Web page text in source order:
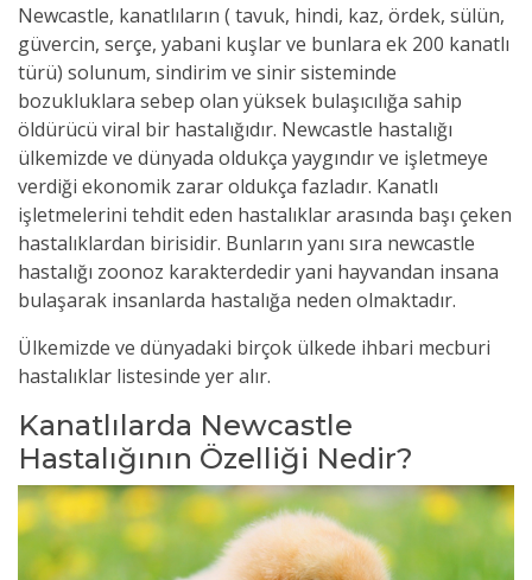
Newcastle, kanatlıların ( tavuk, hindi, kaz, ördek, sülün,
güvercin, serçe, yabani kuşlar ve bunlara ek 200 kanatlı
türü) solunum, sindirim ve sinir sisteminde
bozukluklara sebep olan yüksek bulaşıcılığa sahip
öldürücü viral bir hastalığıdır. Newcastle hastalığı
ülkemizde ve dünyada oldukça yaygındır ve işletmeye
verdiği ekonomik zarar oldukça fazladır. Kanatlı
işletmelerini tehdit eden hastalıklar arasında başı çeken
hastalıklardan birisidir. Bunların yanı sıra newcastle
hastalığı zoonoz karakterdedir yani hayvandan insana
bulaşarak insanlarda hastalığa neden olmaktadır.
Ülkemizde ve dünyadaki birçok ülkede ihbari mecburi
hastalıklar listesinde yer alır.
Kanatlılarda Newcastle
Hastalığının Özelliği Nedir?